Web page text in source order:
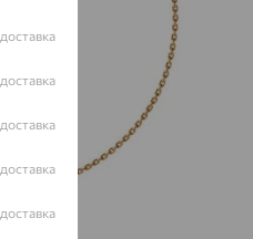
доставка
доставка
доставка
доставка
доставка